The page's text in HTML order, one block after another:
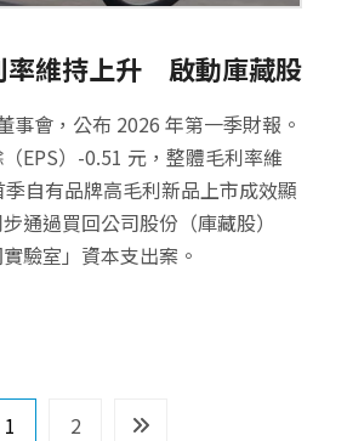
率維持上升 啟動庫藏股
事會，公布 2026 年第一季財報。
EPS）-0.51 元，整體毛利率維
自有品牌高毛利新品上市成效顯
通過買回公司股份（庫藏股）
驗室」資本支出案。
1 2